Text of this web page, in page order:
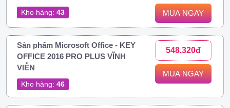
Kho hàng: 43 MUA NGAY
Sản phẩm Microsoft Office - KEY
OFFICE 2016 PRO PLUS VĨNH
VIỄN
Kho hàng: 46
548.320đ
MUA NGAY